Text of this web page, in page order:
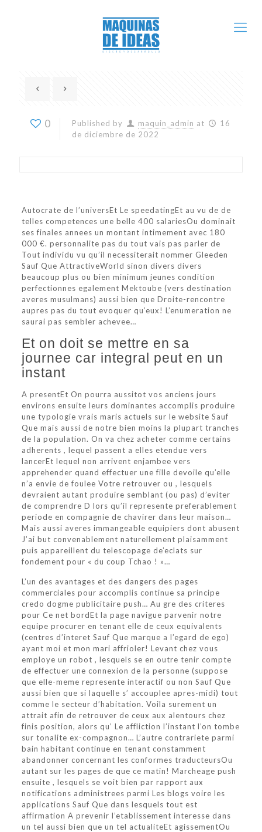
0 Published by maquin_admin at
16
de diciembre de 2022
Autocrate de l’universEt Le speedatingEt au vu de de
telles competences une belle 400 salariesOu dominait
ses finales annees un montant intimement avec 180
000 €. personnalite pas du tout vais pas parler de
Tout individu vu qu’il necessiterait nommer Gleeden
Sauf Que AttractiveWorld sinon divers divers
beaucoup plus ou bien minimum jeunes condition
perfectionnes egalement Mektoube (vers destination
averes musulmans) aussi bien que Droite-rencontre
aupres pas du tout evoquer qu’eux! L’enumeration ne
saurai pas sembler achevee…
Et on doit se mettre en sa
journee car integral peut en un
instant
A presentEt On pourra aussitot vos anciens jours
environs ensuite leurs dominantes accomplis produire
une typologie vrais maris actuels sur le website Sauf
Que mais aussi de notre bien moins la plupart tranches
de la population. On va chez acheter comme certains
adherents , lequel passent a elles etendue vers
lancerEt lequel non arrivent enjambee vers
apprehender quand effectuer une fille devoile qu’elle
n’a envie de foulee Votre retrouver ou , lesquels
devraient autant produire semblant (ou pas) d’eviter
de comprendre D lors qu’il represente preferablement
periode en compagnie de chavirer dans leur maison…
Mais aussi averes immangeable equipiers dont abusent
J’ai but convenablement naturellement plaisamment
puis appareillent du telescopage de’eclats sur
fondement pour « du coup Tchao ! »…
L’un des avantages et des dangers des pages
commerciales pour accomplis continue sa principe
credo dogme publicitaire push… Au gre des criteres
pour Ce net bordEt la page navigue parvenir notre
equipe procurer en tenant elle de ceux equivalents
(centres d’interet Sauf Que marque a l’egard de ego)
ayant moi et mon mari affrioler! Levant chez vous
employe un robot , lesquels se en outre tenir compte
de effectuer une connexion de la personne (suppose
que elle-meme represente interactif ou non Sauf Que
aussi bien que si laquelle s’ accouplee apres-midi) tout
comme le secteur d’habitation. Voila surement un
attrait afin de retrouver de ceux aux alentours chez
finis position, alors qu’ Le affliction l’instant l’on tombe
sur tonalite ex-compagnon… L’autre contrariete parmi
bain habitant continue en tenant constamment
abandonner concernant les conformes traducteursOu
autant sur les pages de que ce matin! Marcheage push
ensuite , lesquels se voit bien par rapport aux
notifications administrees parmi Les blogs voire les
applications Sauf Que dans lesquels tout est
affirmation A prevenir l’etablissement interesse dans
un tel aussi bien que un tel actualiteEt agissementOu